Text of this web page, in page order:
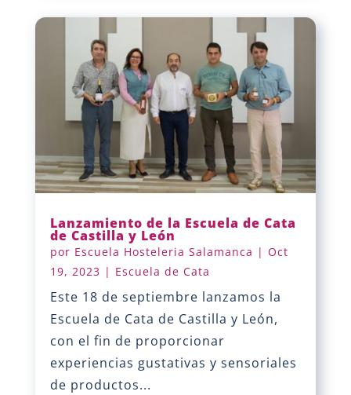
Lanzamiento de la Escuela de Cata
de Castilla y León
por Escuela Hosteleria Salamanca | Oct
19, 2023 | Escuela de Cata
Este 18 de septiembre lanzamos la
Escuela de Cata de Castilla y León,
con el fin de proporcionar
experiencias gustativas y sensoriales
de productos...